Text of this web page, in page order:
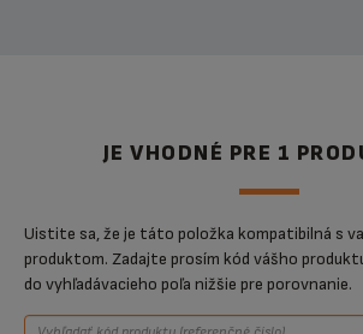
JE VHODNÉ PRE 1
Uistite sa, že je táto položka kompatibilná s
produktom. Zadajte prosím kód vášho
do vyhľadávacieho poľa nižšie pre porovnanie.